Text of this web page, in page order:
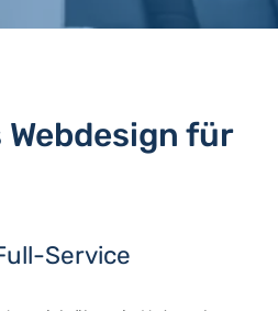
für
Service